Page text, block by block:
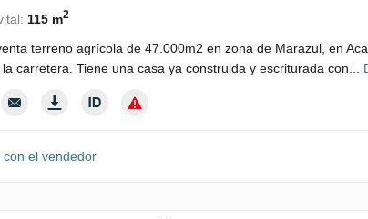
115 m2
terreno agrícola de 47.000m2 en zona de Marazul, en
carretera. Tiene una casa ya construida y escriturada con...
con el vendedor